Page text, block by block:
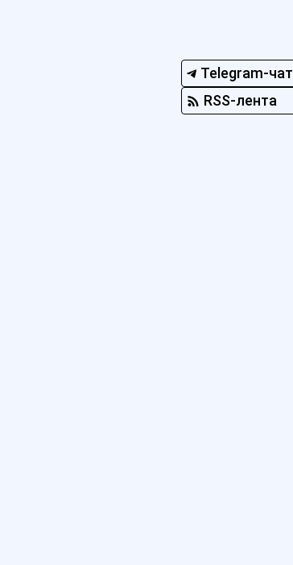
Telegram-чат
RSS-лента